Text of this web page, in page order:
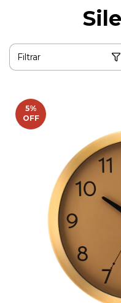
Filtrar
5%
OFF